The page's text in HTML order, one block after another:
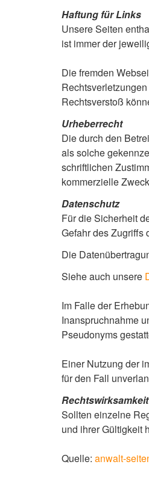
Haftung für Links
Unsere Seiten
ist immer der
Die fremden
Rechtsverstoß
Urheberrecht
Die durch den
als solche
schriftlichen
kommerzielle
Datenschutz
Für die Sicherheit
Gefahr des Zugriffs
Die
Siehe auch unsere
Im Falle der
Inanspruchnahme
Pseudonyms
Einer Nutzung der
für den Fall
Sollten einzelne
und ihrer Gültigkeit
Quelle: anwalt-